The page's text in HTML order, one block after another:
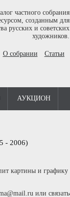
частного собрания
созданным для
русских и советских
художников.
О собрании Статьи
АУКЦИОН
- 2006)
картины и
или